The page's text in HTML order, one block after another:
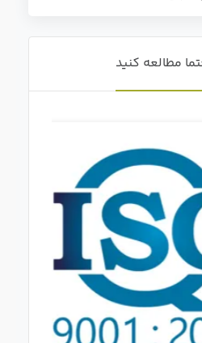
مطالعه کنید